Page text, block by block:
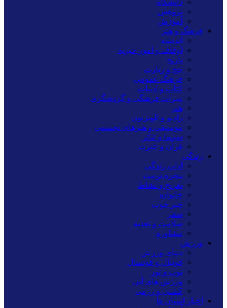
دانشگاه
پژوهش
آموزش
فرهنگ و هنر
اندیشه
اوقاف و امور خیریه
تاریخ
حج و زیارت
فرهنگ عمومی
کتاب و ادبیات
میراث فرهنگی و گردشگری
هنر
رادیو و تلویزیون
موسیقی و هنرهای تجسمی
سینما و تئاتر
قرآن و عترت
زندگی
آداب زندگی
پنجره تربیت
تفریح و نشاط
خانواده
خبر خوب
سفر
سلامت و تغذیه
مشاوره
ورزش
دنیای ورزش
فوتبال و فوتسال
توپ و تور
ورزش های آبی
کشتی و رزمی
اخبار استان ها